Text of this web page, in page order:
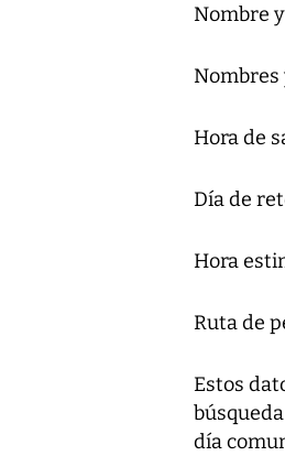
Nombre
Nombres
Hora de
Día de
Hora
Ruta de
Estos
día